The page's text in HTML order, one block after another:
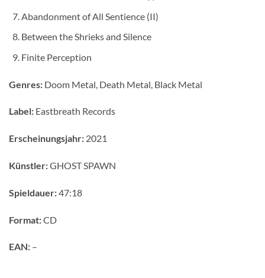
Abandonment of All Sentience (II)
Between the Shrieks and Silence
Finite Perception
Genres: Doom Metal, Death Metal, Black Metal
Label: Eastbreath Records
Erscheinungsjahr: 2021
Künstler:GHOST SPAWN
Spieldauer:47:18
Format:CD
EAN: –